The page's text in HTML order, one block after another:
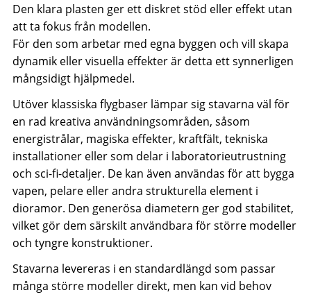
Den klara plasten ger ett diskret stöd eller effekt utan
att ta fokus från modellen.
För den som arbetar med egna byggen och vill skapa
dynamik eller visuella effekter är detta ett synnerligen
mångsidigt hjälpmedel.
Utöver klassiska flygbaser lämpar sig stavarna väl för
en rad kreativa användningsområden, såsom
energistrålar, magiska effekter, kraftfält, tekniska
installationer eller som delar i laboratorieutrustning
och sci-fi-detaljer. De kan även användas för att bygga
vapen, pelare eller andra strukturella element i
dioramor. Den generösa diametern ger god stabilitet,
vilket gör dem särskilt användbara för större modeller
och tyngre konstruktioner.
Stavarna levereras i en standardlängd som passar
många större modeller direkt, men kan vid behov